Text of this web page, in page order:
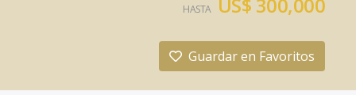
HASTA
Guardar en Favoritos